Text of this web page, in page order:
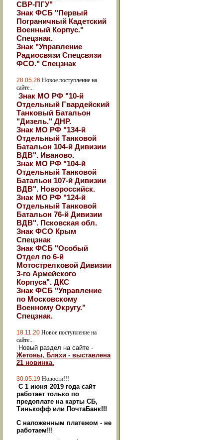
СВР-ПГУ"
Знак ФСБ "Первый
Пограничный Кадетский
Военный Корпус."
Спецзнак.
Знак "Управление
Радиосвязи Спецсвязи
ФСО." Спецзнак
28.05.26 Новое поступление на
сайте...
Знак МО РФ "10-й
Отдельный Гвардейский
Танковый Батальон
"Дизель." ДНР.
Знак МО РФ "134-й
Отдельный Танковой
Батальон 104-й Дивизии
ВДВ". Иваново.
Знак МО РФ "104-й
Отдельный Танковой
Батальон 107-й Дивизии
ВДВ". Новороссийск.
Знак МО РФ "124-й
Отдельный Танковой
Батальон 76-й Дивизии
ВДВ". Псковская обл.
Знак ФСО Крым
Спецзнак
Знак ФСБ "Особый
Отдел по 6-й
Мотострелковой Дивизии
3-го Армейского
Корпуса". ДКС
Знак ФСБ "Управление
по Московскому
Военному Округу."
Спецзнак.
18.11.20 Новое поступление на
сайте...
Новый раздел на сайте -
Жетоны, Бляхи - выставлена
21 новинка.
30.05.19 Новости!!!
С 1 июня 2019 года сайт
работает только по
предоплате на карты СБ,
Тинькофф или ПочтаБанк!!!
С наложенным платежом - не
работаем!!!